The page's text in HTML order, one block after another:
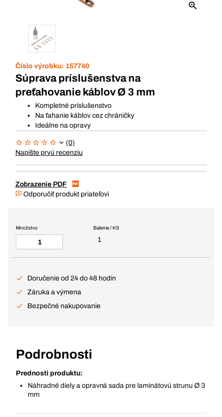
Číslo výrobku: 157740
Súprava príslušenstva na
preťahovanie káblov Ø 3 mm
Kompletné príslušenstvo
Na ťahanie káblov cez chráničky
Ideálne na opravy
(0)
Napíšte prvú recenziu
Zobrazenie PDF
Odporučiť produkt priateľovi
Balenie / KS
1
Množstvo
Doručenie od 24 do 48 hodín
Záruka a výmena
Bezpečné nakupovanie
Podrobnosti
Prednosti produktu:
Náhradné diely a opravná sada pre laminátovú strunu Ø 3
mm